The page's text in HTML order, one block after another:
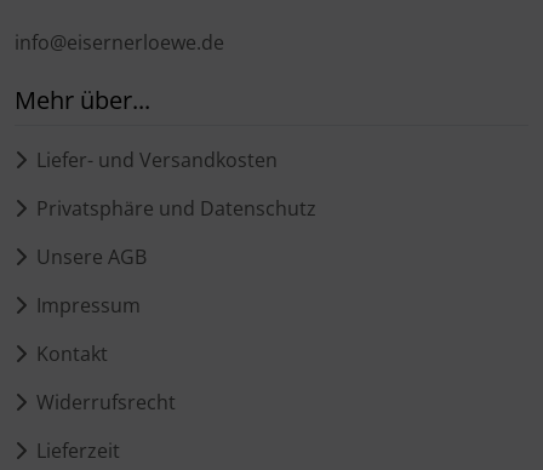
info@eisernerloewe.de
Mehr über...
Liefer- und Versandkosten
Privatsphäre und Datenschutz
Unsere AGB
Impressum
Kontakt
Widerrufsrecht
Lieferzeit